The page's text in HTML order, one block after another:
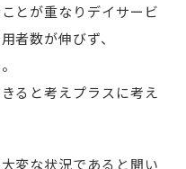
とが重なりデイサービ
者数が伸びず、
ると考えプラスに考え
変な状況であると聞い